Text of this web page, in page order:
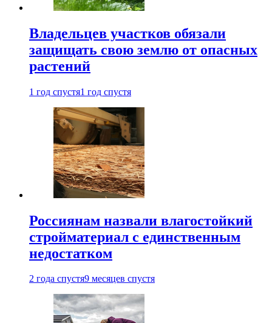
Владельцев участков обязали
защищать свою землю от опасных
растений
1 год спустя1 год спустя
Россиянам назвали влагостойкий
стройматериал с единственным
недостатком
2 года спустя9 месяцев спустя